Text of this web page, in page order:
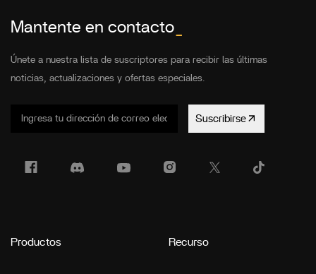
Mantente en contacto
Únete a nuestra lista de suscriptores para recibir las últimas
noticias, actualizaciones y ofertas especiales.
Suscribirse
Productos Recurso